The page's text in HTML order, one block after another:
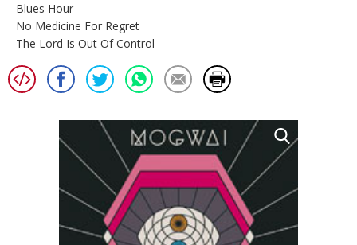
Blues Hour
No Medicine For Regret
The Lord Is Out Of Control